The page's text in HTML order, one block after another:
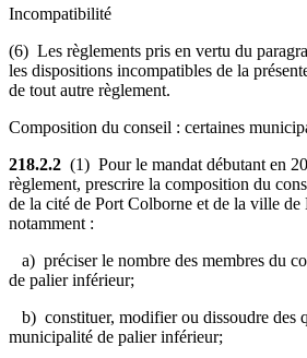
Incompatibilité
(6) Les règlements pris en vertu du
les dispositions incompatibles de la
de tout autre règlement.
Composition du conseil : certaines
218.2.2 (1) Pour le mandat débutant en
règlement, prescrire la composition du
de la cité de Port Colborne et de la ville
notamment :
a) préciser le nombre des membres du
de palier inférieur;
b) constituer, modifier ou dissoudre des
municipalité de palier inférieur;